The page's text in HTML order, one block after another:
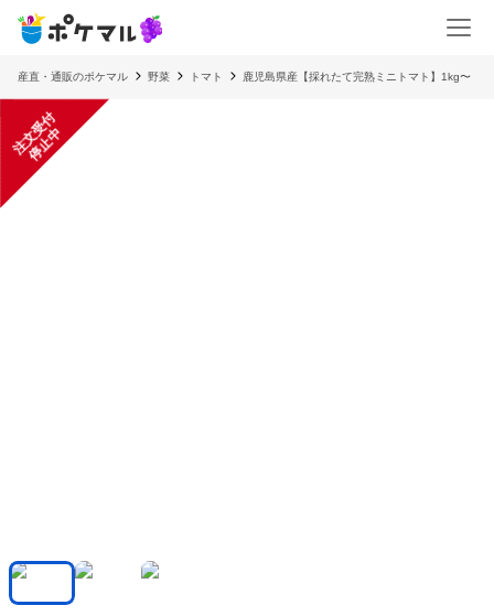
産直・通販のポケマル 野菜 トマト 鹿児島県産【採れたて完熟ミニトマト】1kg〜
注
文
受
付
停
止
中